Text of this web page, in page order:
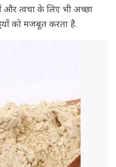
और त्वचा के लिए भी अच्छा
को मजबूत करता है.